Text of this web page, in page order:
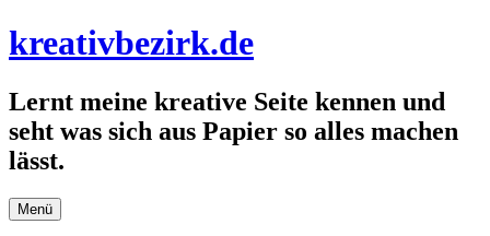
Zum
Inhalt
kreativbezirk.de
Lernt meine kreative Seite kennen und
seht was sich aus Papier so alles machen
lässt.
Menü